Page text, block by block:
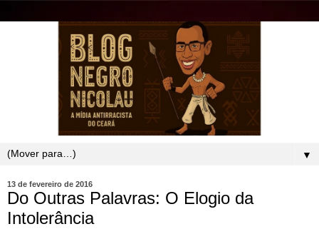
▼
13 de fevereiro de 2016
Do Outras Palavras: O Elogio da
Intolerância